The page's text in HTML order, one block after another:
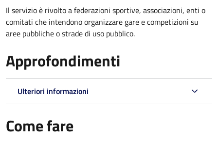
Il servizio è rivolto a federazioni sportive, associazioni, enti o
comitati che intendono organizzare gare e competizioni su
aree pubbliche o strade di uso pubblico.
Approfondimenti
Ulteriori informazioni
Come fare